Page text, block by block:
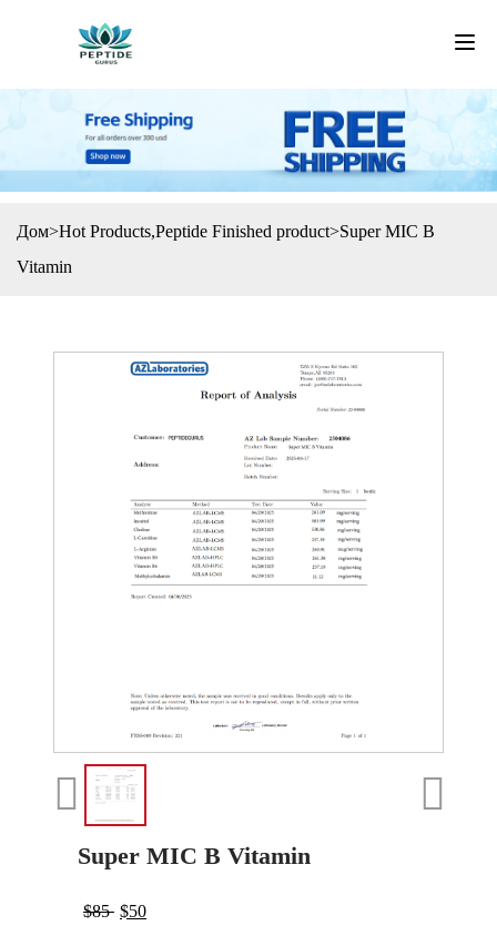
Дом>Hot Products,Peptide Finished product>Super MIC B
Vitamin
Super MIC B Vitamin
$85 $50